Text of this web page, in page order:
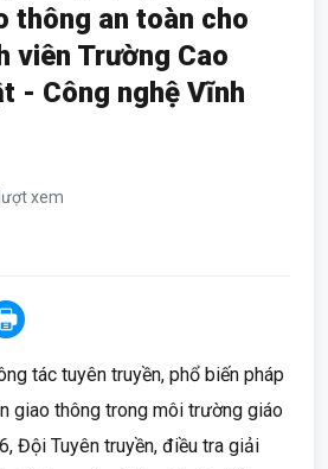
thông an toàn cho
viên Trường Cao
- Công nghệ Vĩnh
xem
tác tuyên truyền, phổ biến pháp
giao thông trong môi trường giáo
Đội Tuyên truyền, điều tra giải